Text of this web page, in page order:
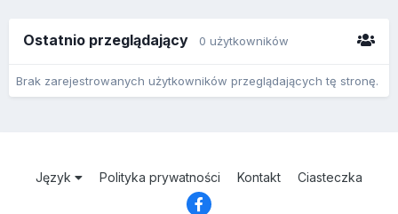
Ostatnio przeglądający 0 użytkowników
Brak zarejestrowanych użytkowników przeglądających tę stronę.
Język Polityka prywatności Kontakt Ciasteczka